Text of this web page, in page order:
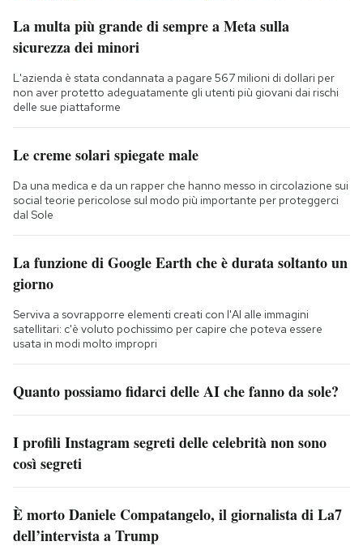
La multa più grande di sempre a Meta sulla
sicurezza dei minori
L'azienda è stata condannata a pagare 567 milioni di dollari per
non aver protetto adeguatamente gli utenti più giovani dai rischi
delle sue piattaforme
Le creme solari spiegate male
Da una medica e da un rapper che hanno messo in circolazione sui
social teorie pericolose sul modo più importante per proteggerci
dal Sole
La funzione di Google Earth che è durata soltanto un
giorno
Serviva a sovrapporre elementi creati con l'AI alle immagini
satellitari: c'è voluto pochissimo per capire che poteva essere
usata in modi molto impropri
Quanto possiamo fidarci delle AI che fanno da sole?
I profili Instagram segreti delle celebrità non sono
così segreti
È morto Daniele Compatangelo, il giornalista di La7
dell’intervista a Trump